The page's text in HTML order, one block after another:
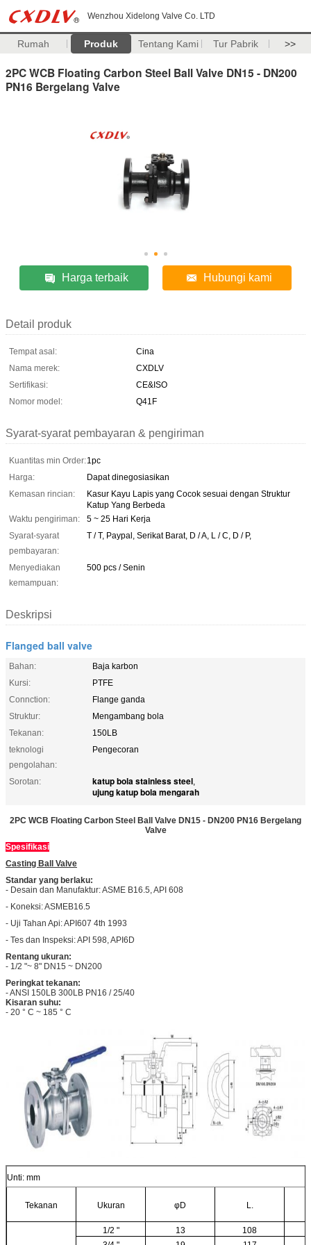
Wenzhou Xidelong Valve Co. LTD
Rumah Produk Tentang Kami Tur Pabrik >>
2PC WCB Floating Carbon Steel Ball Valve DN15 - DN200
PN16 Bergelang Valve
Harga terbaik Hubungi kami
Detail produk
Tempat asal:
Cina
Nama merek:
CXDLV
Sertifikasi:
CE&ISO
Nomor model:
Q41F
Syarat-syarat pembayaran & pengiriman
Kuantitas min Order:1pc
Harga:
Dapat dinegosiasikan
Kemasan rincian:
Kasur Kayu Lapis yang Cocok sesuai dengan Struktur
Katup Yang Berbeda
Waktu pengiriman:
5 ~ 25 Hari Kerja
Syarat-syarat
pembayaran:
T / T, Paypal, Serikat Barat, D / A, L / C, D / P,
Menyediakan
kemampuan:
500 pcs / Senin
Deskripsi
Flanged ball valve
Bahan:
Baja karbon
Kursi:
PTFE
Connction:
Flange ganda
Struktur:
Mengambang bola
Tekanan:
150LB
teknologi
pengolahan:
Pengecoran
Sorotan: katup bola stainless steel,
ujung katup bola mengarah
2PC WCB Floating Carbon Steel Ball Valve DN15 - DN200 PN16 Bergelang
Valve
Spesifikasi
Casting Ball Valve
Standar yang berlaku:
- Desain dan Manufaktur: ASME B16.5, API 608
- Koneksi: ASMEB16.5
- Uji Tahan Api: API607 4th 1993
- Tes dan Inspeksi: API 598, API6D
Rentang ukuran:
- 1/2 "~ 8" DN15 ~ DN200
Peringkat tekanan:
- ANSI 150LB 300LB PN16 / 25/40
Kisaran suhu:
- 20 ° C ~ 185 ° C
Unti: mm
Tekanan Ukuran φD L.
1/2 " 13
108